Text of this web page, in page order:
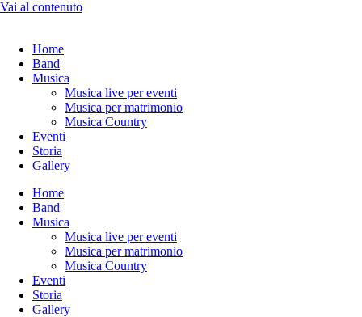
Vai al contenuto
Home
Band
Musica
Musica live per eventi
Musica per matrimonio
Musica Country
Eventi
Storia
Gallery
Home
Band
Musica
Musica live per eventi
Musica per matrimonio
Musica Country
Eventi
Storia
Gallery